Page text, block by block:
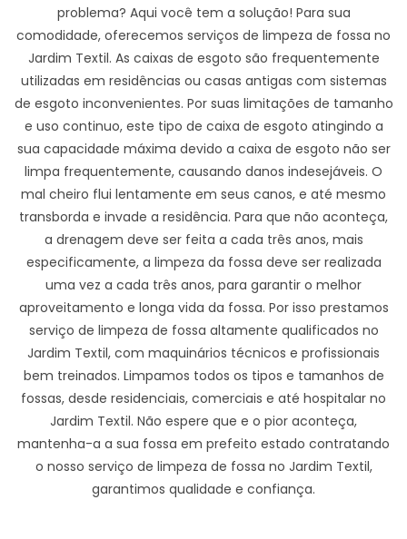
problema? Aqui você tem a solução! Para sua
comodidade, oferecemos serviços de limpeza de fossa no
Jardim Textil. As caixas de esgoto são frequentemente
utilizadas em residências ou casas antigas com sistemas
de esgoto inconvenientes. Por suas limitações de tamanho
e uso continuo, este tipo de caixa de esgoto atingindo a
sua capacidade máxima devido a caixa de esgoto não ser
limpa frequentemente, causando danos indesejáveis. O
mal cheiro flui lentamente em seus canos, e até mesmo
transborda e invade a residência. Para que não aconteça,
a drenagem deve ser feita a cada três anos, mais
especificamente, a limpeza da fossa deve ser realizada
uma vez a cada três anos, para garantir o melhor
aproveitamento e longa vida da fossa. Por isso prestamos
serviço de limpeza de fossa altamente qualificados no
Jardim Textil, com maquinários técnicos e profissionais
bem treinados. Limpamos todos os tipos e tamanhos de
fossas, desde residenciais, comerciais e até hospitalar no
Jardim Textil. Não espere que e o pior aconteça,
mantenha-a a sua fossa em prefeito estado contratando
o nosso serviço de limpeza de fossa no Jardim Textil,
garantimos qualidade e confiança.